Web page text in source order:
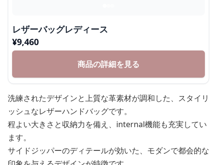
レザーバッグレディース
¥9,460
商品の詳細を見る
洗練されたデザインと上質な革素材が調和した、スタイリ
ッシュなレザーハンドバッグです。
程よい大きさと収納力を備え、internal機能も充実してい
ます。
サイドジッパーのディテールが効いた、モダンで都会的な